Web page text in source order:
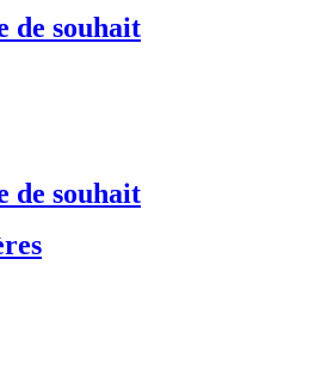
de souhait
de souhait